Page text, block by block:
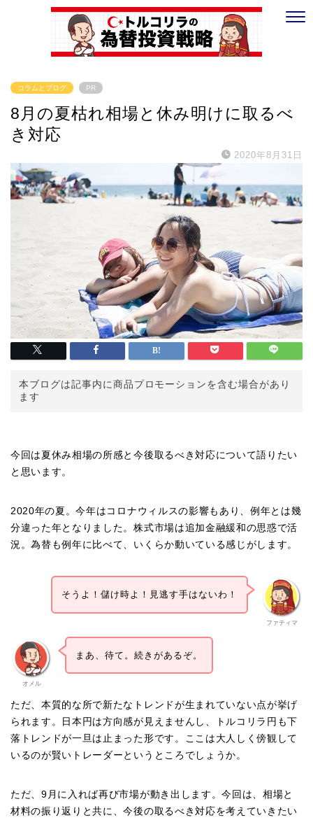
コラムとブログ PR
8月の夏枯れ相場と休み明けに取るべ
き対応
2020年8月31日
本ブログは記事内に商品プロモーションを含む場合があり
ます
今回は夏休み相場の所感と今後取るべき対応について語りたい
と思います。
2020年の夏。今年はコロナウィルスの影響もあり、例年とは幾
分違った年となりました。株式市場は追加金融緩和の思惑で活
況。為替も例年に比べて、いくらか動いている感じがします。
ファティマ
そうよ！儲け時よ！見逃す手はないわ！
オメル
まあ、待て。続きがあるぞ。
ただ、本質的な所で新たなトレンドが生まれていない点が挙げ
られます。日本円は方向感が見えませんし、トルコリラ円も下
落トレンドが一旦は止まった形です。ここは大人しく傍観して
いるのが賢いトレーダーというところでしょうか。
ただ、9月に入れば再び市場が動き出します。今回は、相場と
材料の振り返りと共に、今後の取るべき対応を考えていきたい